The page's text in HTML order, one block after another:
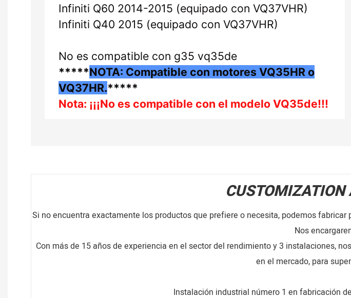
Infiniti Q60 2014-2015 (equipado con VQ37VHR)
Infiniti Q40 2015 (equipado con VQ37VHR)
No es compatible con g35 vq35de
*****NOTA: Compatible con motores VQ35HR o
VQ37HR.*****
Nota: ¡¡¡No es compatible con el modelo VQ35de!!!
Si no encuentra exactamente los productos que prefiere o necesita, podemos
Nos
Con más de 15 años de experiencia en el sector del rendimiento y 3 instalaciones,
en el mercado, para
Instalación industrial número 1 en fabricación